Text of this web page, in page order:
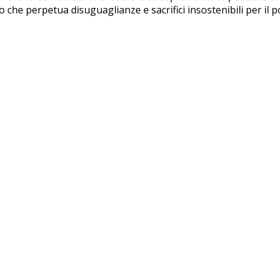
che perpetua disuguaglianze e sacrifici insostenibili per il